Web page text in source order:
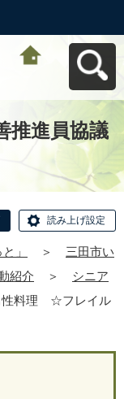
推進員協議
読み上げ設定
」 ＞
三田市い
紹介 ＞
シニア
性料理 ☆フレイル